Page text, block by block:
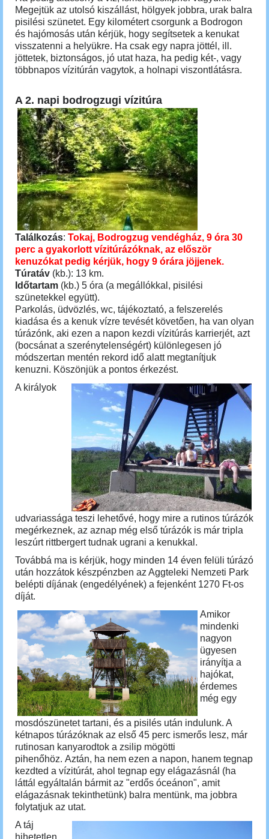
Megejtük az utolsó kiszállást, hölgyek jobbra, urak balra
pisilési szünetet. Egy kilométert csorgunk a Bodrogon
és hajómosás után kérjük, hogy segítsetek a kenukat
visszatenni a helyükre. Ha csak egy napra jöttél, ill.
jöttetek, biztonságos, jó utat haza, ha pedig két-, vagy
többnapos vízitúrán vagytok, a holnapi viszontlátásra.
A 2. napi bodrogzugi vízitúra
Találkozás: Tokaj, Bodrogzug vendégház, 9 óra 30
perc a gyakorlott vízitúrázóknak, az először
kenuzókat pedig kérjük, hogy 9 órára jöjjenek.
Túratáv (kb.): 13 km.
Időtartam (kb.) 5 óra (a megállókkal, pisilési
szünetekkel együtt).
Parkolás, üdvözlés, wc, tájékoztató, a felszerelés
kiadása és a kenuk vízre tevését követően, ha van olyan
túrázónk, aki ezen a napon kezdi vízitúrás karrierjét, azt
(bocsánat a szerénytelenségért) különlegesen jó
módszertan mentén rekord idő alatt megtanítjuk
kenuzni. Köszönjük a pontos érkezést.
A királyok
udvariassága teszi lehetővé, hogy mire a rutinos túrázók
megérkeznek, az aznap még első túrázók is már tripla
leszúrt rittbergert tudnak ugrani a kenukkal.
Továbbá ma is kérjük, hogy minden 14 éven felüli túrázó
után hozzátok készpénzben az Aggteleki Nemzeti Park
belépti díjának (engedélyének) a fejenként 1270 Ft-os
díját.
Amikor
mindenki
nagyon
ügyesen
irányítja a
hajókat,
érdemes
még egy
mosdószünetet tartani, és a pisilés után indulunk. A
kétnapos túrázóknak az első 45 perc ismerős lesz, már
rutinosan kanyarodtok a zsilip mögötti
pihenőhöz. Aztán, ha nem ezen a napon, hanem tegnap
kezdted a vízitúrát, ahol tegnap egy elágazásnál (ha
láttál egyáltalán bármit az "erdős óceánon", amit
elágazásnak tekinthetünk) balra mentünk, ma jobbra
folytatjuk az utat.
A táj
hihetetlen,